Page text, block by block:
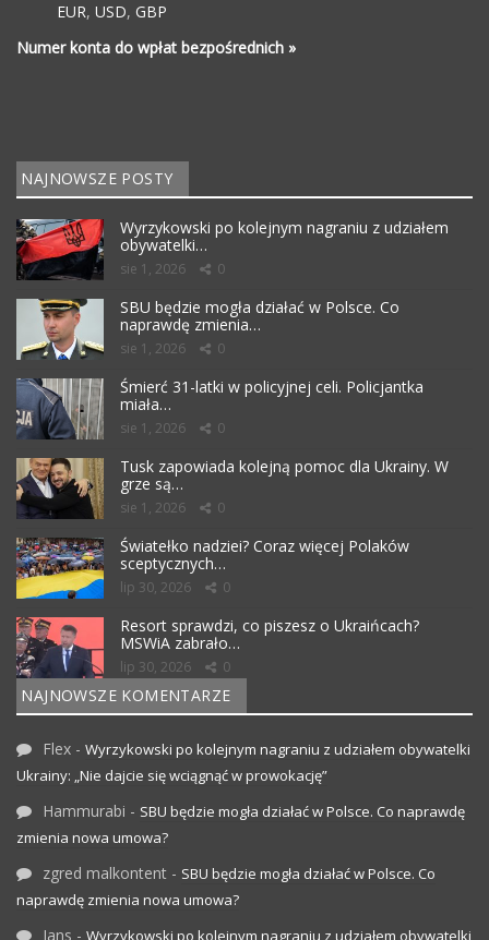
EUR, USD, GBP
Numer konta do wpłat bezpośrednich »
NAJNOWSZE POSTY
Wyrzykowski po kolejnym nagraniu z udziałem
obywatelki…
sie 1, 2026 0
SBU będzie mogła działać w Polsce. Co
naprawdę zmienia…
sie 1, 2026 0
Śmierć 31-latki w policyjnej celi. Policjantka
miała…
sie 1, 2026 0
Tusk zapowiada kolejną pomoc dla Ukrainy. W
grze są…
sie 1, 2026 0
Światełko nadziei? Coraz więcej Polaków
sceptycznych…
lip 30, 2026 0
Resort sprawdzi, co piszesz o Ukraińcach?
MSWiA zabrało…
lip 30, 2026 0
NAJNOWSZE KOMENTARZE
Flex - Wyrzykowski po kolejnym nagraniu z udziałem obywatelki
Ukrainy: „Nie dajcie się wciągnąć w prowokację”
Hammurabi - SBU będzie mogła działać w Polsce. Co naprawdę
zmienia nowa umowa?
zgred malkontent - SBU będzie mogła działać w Polsce. Co
naprawdę zmienia nowa umowa?
Jans - Wyrzykowski po kolejnym nagraniu z udziałem obywatelki